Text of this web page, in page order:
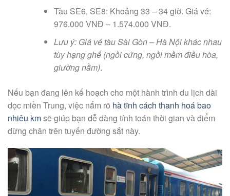
Tàu SE6, SE8: Khoảng 33 – 34 giờ. Giá vé:
976.000 VNĐ – 1.574.000 VNĐ.
Lưu ý: Giá vé tàu Sài Gòn – Hà Nội khác nhau
tùy hạng ghế (ngồi cứng, ngồi mềm điều hòa,
giường nằm).
Nếu bạn đang lên kế hoạch cho một hành trình du lịch dài
dọc miền Trung, việc nắm rõ hà tĩnh cách thanh hoá bao
nhiêu kmsẽ giúp bạn dễ dàng tính toán thời gian và điểm
dừng chân trên tuyến đường sắt này.